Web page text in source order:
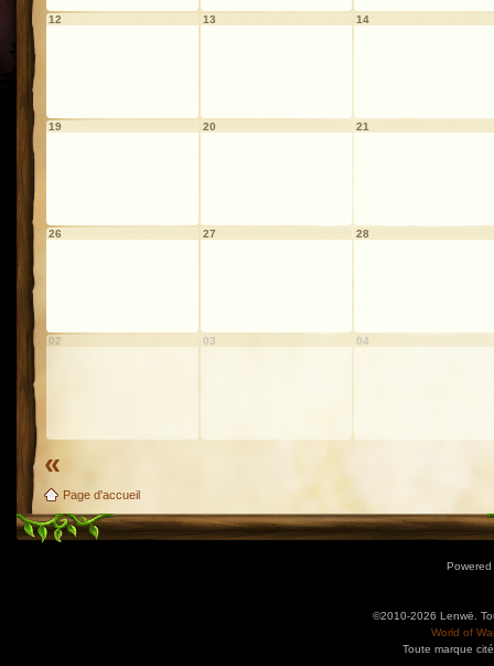
12 13 14
19 20 21
26 27 28
02 03 04
«
Page d'accueil
©2010-2026 Lenwë.
World of
Toute marque